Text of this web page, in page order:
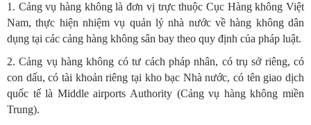
1. Cảng vụ hàng không là đơn vị trực thuộc Cục Hàng không Việt
Nam, thực hiện nhiệm vụ quản lý nhà nước về hàng không dân
dụng tại các cảng hàng không sân bay theo quy định của pháp luật.
2. Cảng vụ hàng không có tư cách pháp nhân, có trụ sở riêng, có
con dấu, có tài khoản riêng tại kho bạc Nhà nước, có tên giao dịch
quốc tế là Middle airports Authority (Cảng vụ hàng không miền
Trung).